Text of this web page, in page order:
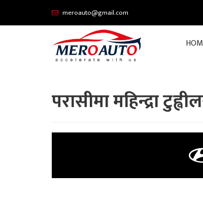
meroauto@gmail.com
परासीमा महिन्द्रा